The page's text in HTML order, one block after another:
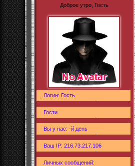
Доброе утро, Гость
Логин: Гость
Гости
Вы у нас: -й день
Ваш IP: 216.73.217.106
Личных сообщений: